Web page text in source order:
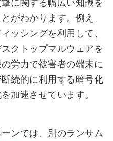
がわかります。例え
ッシングを利用して、
クトップマルウェアを
労力で被害者の端末に
続的に利用する暗号化
加速させています。
ンでは、別のランサム